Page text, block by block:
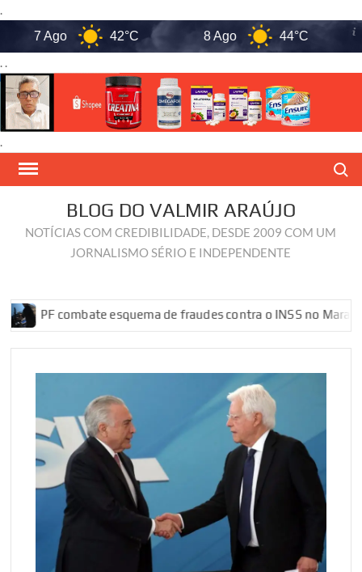
.
7 Ago 42°C 8 Ago 44°C 9
. .
.
Skip
BLOG DO VALMIR ARAÚJO
NOTÍCIAS COM CREDIBILIDADE, DESDE 2009 COM UM
JORNALISMO SÉRIO E INDEPENDENTE
PF combate esquema de fraudes contra o INSS no Maranhão